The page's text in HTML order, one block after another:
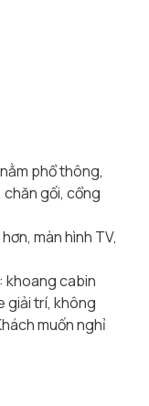
phổ thông,
chăn gối, cổng
màn hình TV,
: khoang cabin
giải trí, không
muốn nghỉ